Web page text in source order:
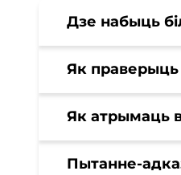
Дзе набыць
Як праверыць
Як атрымаць
Пытанне-